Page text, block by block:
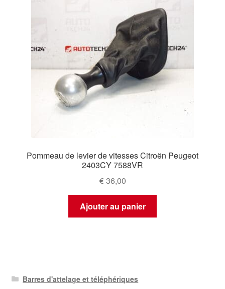
Pommeau de levier de vitesses Citroën Peugeot
2403CY 7588VR
€36,00
Ajouter au panier
Barres d'attelage et téléphériques